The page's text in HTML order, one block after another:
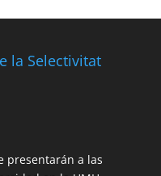
la Selectivitat
presentarán a las